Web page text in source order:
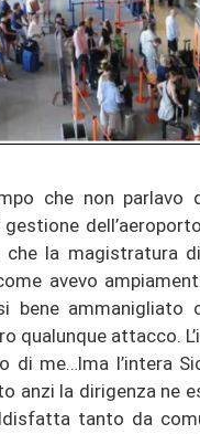
che non par­la­vo
che la ma­gis­tra­tu­ra
avevo
bene am­ma­ni­glia­to
qua­lun­que at­tac­co.
di me…lma l’in­te­ra
anzi la di­ri­gen­za ne
tanto da